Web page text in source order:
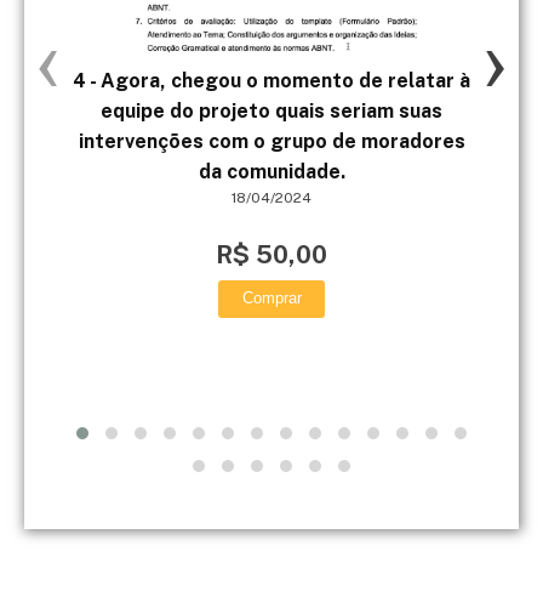
4 - Agora, chegou o momento de relatar à
equipe do projeto quais seriam suas
intervenções com o grupo de moradores
da comunidade.
18/04/2024
R$ 50,00
Comprar
‹ ›